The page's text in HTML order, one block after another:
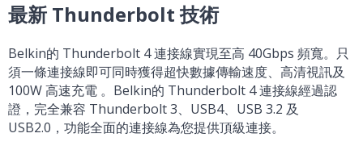
最新 Thunderbolt 技術
Belkin的 Thunderbolt 4 連接線實現至高 40Gbps 頻寬。只
須一條連接線即可同時獲得超快數據傳輸速度、高清視訊及
100W 高速充電 。Belkin的 Thunderbolt 4 連接線經過認
證，完全兼容 Thunderbolt 3、USB4、USB 3.2 及
USB2.0，功能全面的連接線為您提供頂級連接。